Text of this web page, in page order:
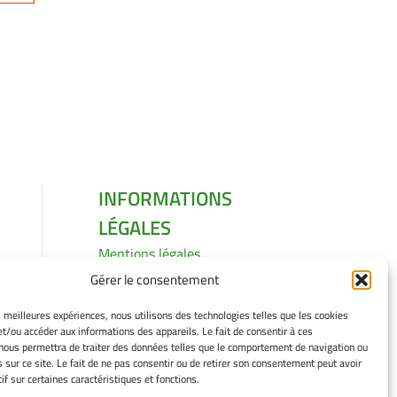
Gérer le consentement
expériences, nous utilisons des technologies telles que les cookies
ou accéder aux informations des appareils. Le fait de consentir à ces
permettra de traiter des données telles que le comportement de navigation ou
sur ce site. Le fait de ne pas consentir ou de retirer son consentement peut avoir
sur certaines caractéristiques et fonctions.
INFORMATIONS
LÉGALES
Mentions légales
Gérer mes cookies
Déclaration de
confidentialité
Avertissement